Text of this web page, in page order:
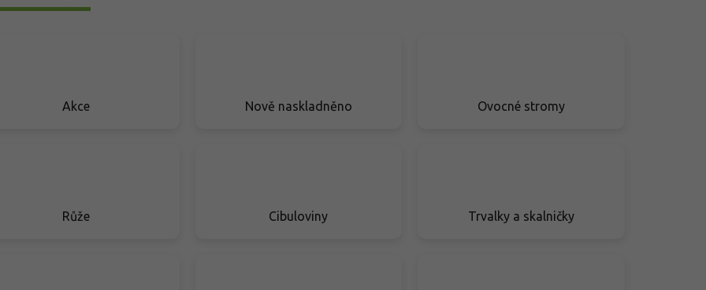
Akce Nově naskladněno Ovocné stromy
Růže Cibuloviny Trvalky a skalničky